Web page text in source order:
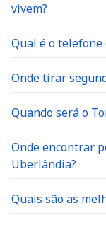
vivem?
Qual é o
Onde tirar
Quando será o
Onde encontrar
Uberlândia?
Quais são as